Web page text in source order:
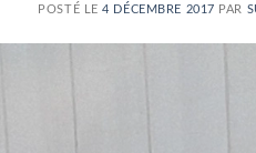
POSTÉ LE4 DÉCEMBRE 2017 PAR